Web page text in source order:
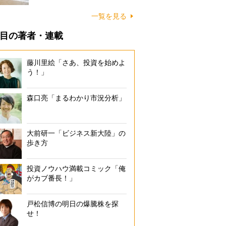
一覧を見る
の著者・連載
藤川里絵「さあ、投資を始めよ
う！」
森口亮「まるわかり市況分析」
大前研一「ビジネス新大陸」の
歩き方
投資ノウハウ満載コミック「俺
がカブ番長！」
戸松信博の明日の爆騰株を探
せ！